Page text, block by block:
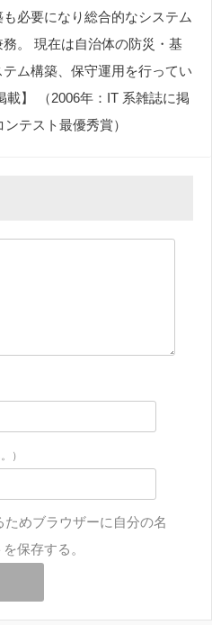
必要になり総合的なシステム
。 現在は自治体の防災・基
ム構築、保守運用を行ってい
載】 （2006年：IT 系雑誌に掲
テスト最優秀賞）
）
めブラウザーに自分の名
保存する。